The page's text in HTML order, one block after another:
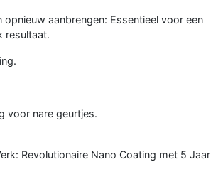
opnieuw aanbrengen: Essentieel voor een
resultaat.
voor nare geurtjes.
Revolutionaire Nano Coating met 5 Jaar